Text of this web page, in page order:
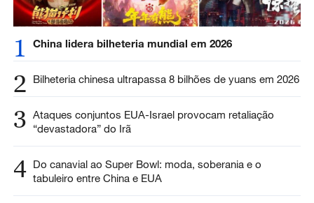
1 China lidera bilheteria mundial em 2026
2 Bilheteria chinesa ultrapassa 8 bilhões de yuans em 2026
3 Ataques conjuntos EUA-Israel provocam retaliação
“devastadora” do Irã
4 Do canavial ao Super Bowl: moda, soberania e o
tabuleiro entre China e EUA